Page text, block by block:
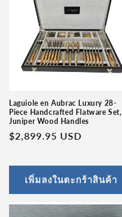
Laguiole en Aubrac Luxury 28-
Piece Handcrafted Flatware Set,
Juniper Wood Handles
ราคา
$2,899.95 USD
เพิ่มลงในตะกร้าสินค้า